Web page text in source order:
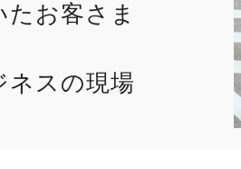
お客さま
ネスの現場